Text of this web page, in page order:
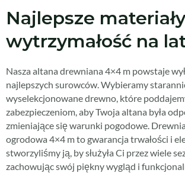
Najlepsze
wytrzymałość na
Nasza altana drewniana 4×4 m powstaje
najlepszych surowców. Wybieramy
wyselekcjonowane drewno, które
zabezpieczeniom, aby Twoja altana była
zmieniające się warunki pogodowe.
ogrodowa 4×4 m to gwarancja trwałości i
stworzyliśmy ją, by służyła Ci przez wiele
zachowując swój piękny wygląd i